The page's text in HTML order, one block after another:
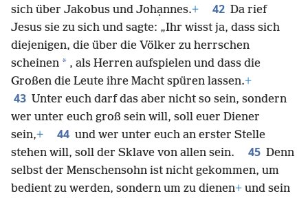
sich über Jakobus und Johạnnes.+ 42 Da rief
Jesus sie zu sich und sagte: „Ihr wisst ja, dass sich
diejenigen, die über die Völker zu herrschen
scheinen * , als Herren aufspielen und dass die
Großen die Leute ihre Macht spüren lassen.+
43 Unter euch darf das aber nicht so sein, sondern
wer unter euch groß sein will, soll euer Diener
sein,+ 44 und wer unter euch an erster Stelle
stehen will, soll der Sklave von allen sein.
45 Denn
selbst der Menschensohn ist nicht gekommen, um
bedient zu werden, sondern um zu dienen+ und sein